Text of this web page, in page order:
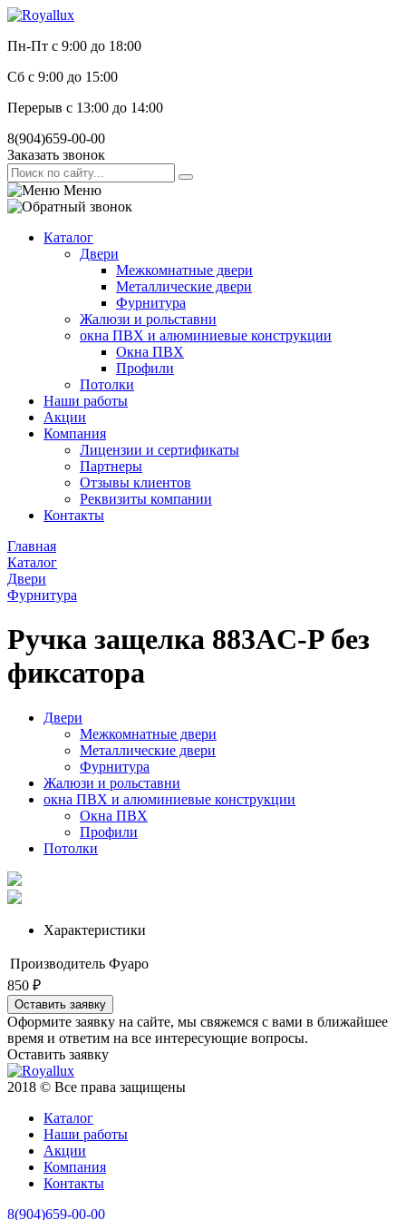
Пн-Пт с 9:00 до 18:00
Сб с 9:00 до 15:00
Перерыв с 13:00 до 14:00
8(904)659-00-00
Заказать звонок
Меню
Каталог
Двери
Межкомнатные двери
Металлические двери
Фурнитура
Жалюзи и рольставни
окна ПВХ и алюминиевые конструкции
Окна ПВХ
Профили
Потолки
Наши работы
Акции
Компания
Лицензии и сертификаты
Партнеры
Отзывы клиентов
Реквизиты компании
Контакты
Главная
Каталог
Двери
Фурнитура
Ручка защелка 883AC-P без
фиксатора
Двери
Межкомнатные двери
Металлические двери
Фурнитура
Жалюзи и рольставни
окна ПВХ и алюминиевые конструкции
Окна ПВХ
Профили
Потолки
Характеристики
Производитель Фуаро
850 ₽
Оставить заявку
Оформите заявку на сайте, мы свяжемся с вами в ближайшее
время и ответим на все интересующие вопросы.
Оставить заявку
2018 © Все права защищены
Каталог
Наши работы
Акции
Компания
Контакты
8(904)659-00-00